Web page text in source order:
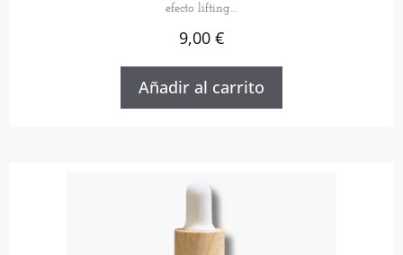
efecto lifting…
9,00 €
Añadir al carrito